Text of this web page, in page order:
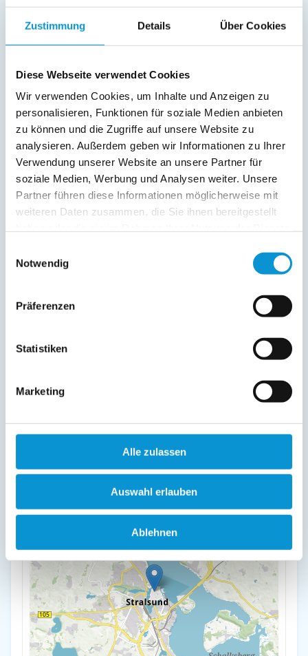
Zustimmung Details Über Cookies
Diese Webseite verwendet Cookies
Wir verwenden Cookies, um Inhalte und Anzeigen zu
personalisieren, Funktionen für soziale Medien anbieten
zu können und die Zugriffe auf unsere Website zu
analysieren. Außerdem geben wir Informationen zu Ihrer
Verwendung unserer Website an unsere Partner für
soziale Medien, Werbung und Analysen weiter. Unsere
Partner führen diese Informationen möglicherweise mit
weiteren Daten zusammen, die Sie ihnen bereitgestellt
Notwendig
Präferenzen
Statistiken
Marketing
Alle zulassen
Auswahl erlauben
Ablehnen
Außenanlage:
Garten/Liegewiese
Bettwäsche inkl.
Geschirrtücher inkl.
Handtücher inkl.
Verpflegung:
Beschreibung
18439 Stralsund
+